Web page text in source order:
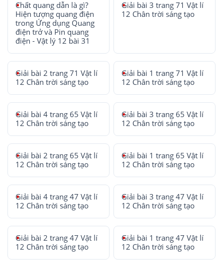
Chất quang dẫn là gì?
Hiện tượng quang điện
trong Ứng dụng Quang
điện trở và Pin quang
điện - Vật lý 12 bài 31
Giải bài 3 trang 71 Vật lí
12 Chân trời sáng tạo
Giải bài 2 trang 71 Vật lí
12 Chân trời sáng tạo
Giải bài 1 trang 71 Vật lí
12 Chân trời sáng tạo
Giải bài 4 trang 65 Vật lí
12 Chân trời sáng tạo
Giải bài 3 trang 65 Vật lí
12 Chân trời sáng tạo
Giải bài 2 trang 65 Vật lí
12 Chân trời sáng tạo
Giải bài 1 trang 65 Vật lí
12 Chân trời sáng tạo
Giải bài 4 trang 47 Vật lí
12 Chân trời sáng tạo
Giải bài 3 trang 47 Vật lí
12 Chân trời sáng tạo
Giải bài 2 trang 47 Vật lí
12 Chân trời sáng tạo
Giải bài 1 trang 47 Vật lí
12 Chân trời sáng tạo